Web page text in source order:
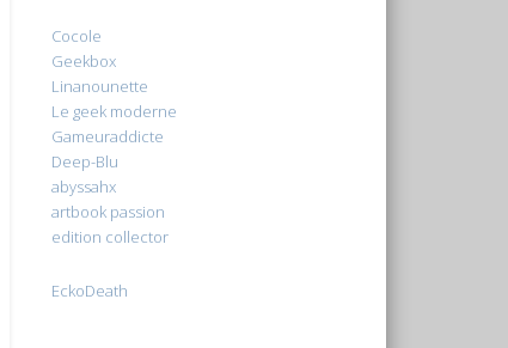
Cocole
Geekbox
Linanounette
Le geek moderne
Gameuraddicte
Deep-Blu
abyssahx
artbook passion
edition collector
EckoDeath